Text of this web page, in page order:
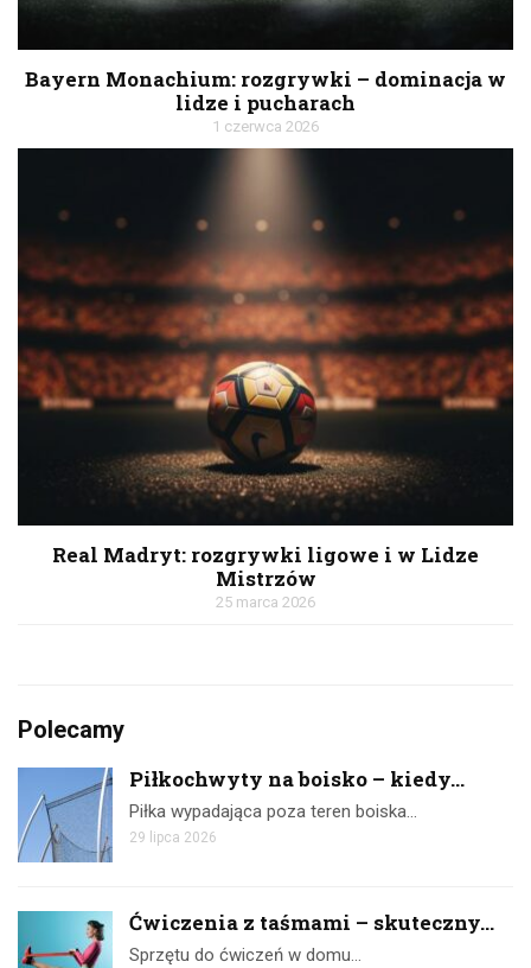
Bayern Monachium: rozgrywki – dominacja w
lidze i pucharach
1 czerwca 2026
Real Madryt: rozgrywki ligowe i w Lidze
Mistrzów
25 marca 2026
Polecamy
Piłkochwyty na boisko – kiedy...
Piłka wypadająca poza teren boiska…
29 lipca 2026
Ćwiczenia z taśmami – skuteczny...
Sprzętu do ćwiczeń w domu…